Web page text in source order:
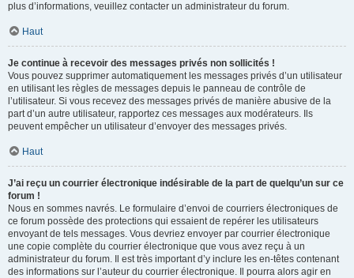
plus d’informations, veuillez contacter un administrateur du forum.
Haut
Je continue à recevoir des messages privés non sollicités !
Vous pouvez supprimer automatiquement les messages privés d’un utilisateur
en utilisant les règles de messages depuis le panneau de contrôle de
l’utilisateur. Si vous recevez des messages privés de manière abusive de la
part d’un autre utilisateur, rapportez ces messages aux modérateurs. Ils
peuvent empêcher un utilisateur d’envoyer des messages privés.
Haut
J’ai reçu un courrier électronique indésirable de la part de quelqu’un sur ce
forum !
Nous en sommes navrés. Le formulaire d’envoi de courriers électroniques de
ce forum possède des protections qui essaient de repérer les utilisateurs
envoyant de tels messages. Vous devriez envoyer par courrier électronique
une copie complète du courrier électronique que vous avez reçu à un
administrateur du forum. Il est très important d’y inclure les en-têtes contenant
des informations sur l’auteur du courrier électronique. Il pourra alors agir en